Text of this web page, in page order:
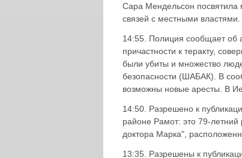
Сара Мендельсон посвятила
связей с местными властями.
14:55. Полиция сообщает об
причастности к теракту,
были убиты и множество
безопасности (ШАБАК). В
возможны новые аресты. В
14:50. Разрешено к
районе Рамот: это 79-летний
доктора Марка",
13:35. Разрешены к